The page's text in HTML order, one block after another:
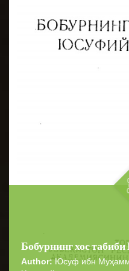
Бобурнинг хос
Author:Юсуф ибн